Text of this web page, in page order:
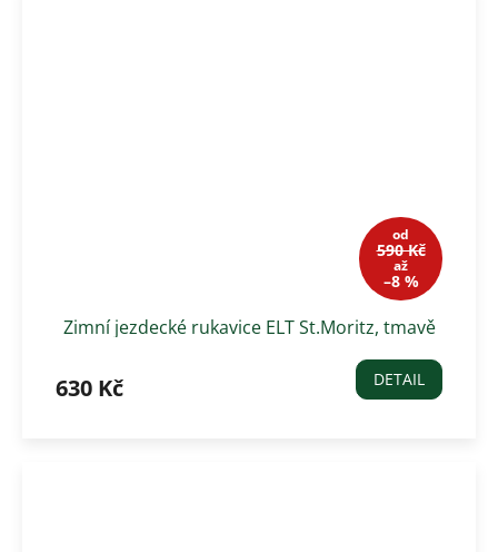
od
590 Kč
až
–8 %
Zimní jezdecké rukavice ELT St.Moritz, tmavě
630 Kč DETAIL